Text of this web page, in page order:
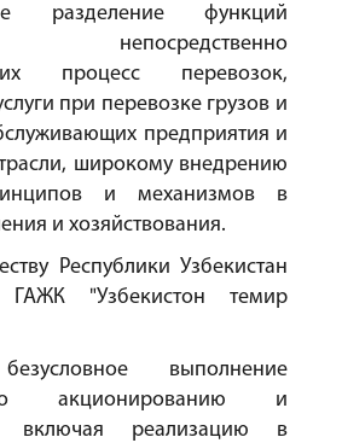
разделение функций
непосредственно
процесс перевозок,
при перевозке грузов и
предприятия и
широкому внедрению
и механизмов в
и хозяйствования.
Республики Узбекистан
"Узбекистон темир
выполнение
акционированию и
включая реализацию в